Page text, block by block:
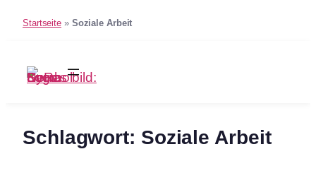
Startseite » Soziale Arbeit
Inhalt
springen
Schlagwort: Soziale Arbeit